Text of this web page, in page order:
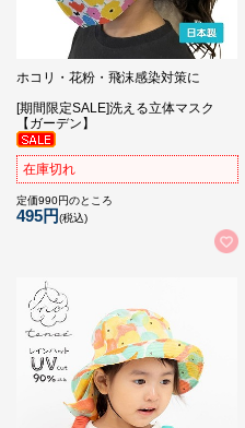
ホコリ・花粉・飛沫感染対策に
[期間限定SALE]洗える立体マスク
【ガーデン】
在庫切れ
定価990円のところ
495円(税込)